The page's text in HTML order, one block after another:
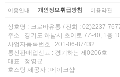
이용안내 개인정보취급방침 이용약관
상호명 : 크로바유통 / 전화 : 02)2237-
주소 : 경기도 하남시 초이로 77-40, 1층
사업자등록번호 : 201-06-87432
통신판매업신고 : 경기하남 제0206호
대표 : 정영균
호스팅 제공자 : 메이크샵